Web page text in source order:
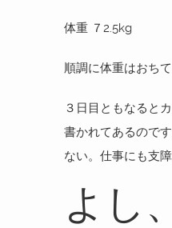
体重 ７2.5kg
順調に体重はおち
３日目ともなると
書かれてあるので
ない。仕事にも支
よし